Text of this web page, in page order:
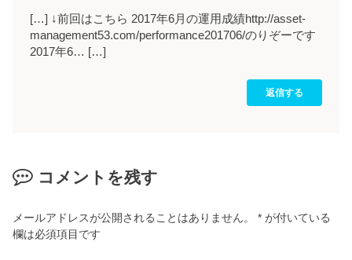
[…] ↓前回はこちら 2017年6月の運用成績http://asset-
management53.com/performance201706/のりぞーです
2017年6… […]
返信する
コメントを残す
メールアドレスが公開されることはありません。 * が付いている
欄は必須項目です